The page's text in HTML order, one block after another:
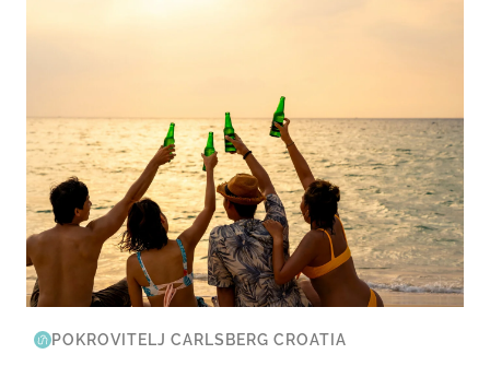
POKROVITELJ CARLSBERG CROATIA